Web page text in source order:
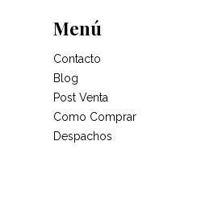
Menú
Contacto
Blog
Post Venta
Como Comprar
Despachos